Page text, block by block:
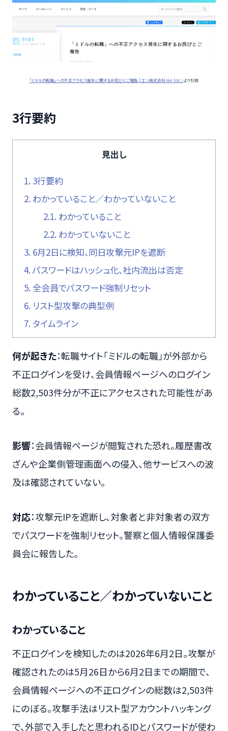
「ミドルの転職」への不正アクセス発生に関するお詫びとご報告 | エン株式会社（en Inc.）より引用
3行要約
見出し
1. 3行要約
2. わかっていること／わかっていないこと
2.1. わかっていること
2.2. わかっていないこと
3. 6月2日に検知、同日攻撃元IPを遮断
4. パスワードはハッシュ化、社内流出は否定
5. 全会員でパスワード強制リセット
6. リスト型攻撃の典型例
7. タイムライン
何が起きた：転職サイト「ミドルの転職」が外部から
不正ログインを受け、会員情報ページへのログイン
総数2,503件分が不正にアクセスされた可能性があ
る。
影響：会員情報ページが閲覧された恐れ。履歴書改
ざんや企業側管理画面への侵入、他サービスへの波
及は確認されていない。
対応：攻撃元IPを遮断し、対象者と非対象者の双方
でパスワードを強制リセット。警察と個人情報保護委
員会に報告した。
わかっていること／わかっていないこと
わかっていること
不正ログインを検知したのは2026年6月2日。攻撃が
確認されたのは5月26日から6月2日までの期間で、
会員情報ページへの不正ログインの総数は2,503件
にのぼる。攻撃手法はリスト型アカウントハッキング
で、外部で入手したと思われるIDとパスワードが使わ